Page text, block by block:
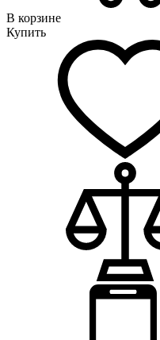
В корзине
Купить